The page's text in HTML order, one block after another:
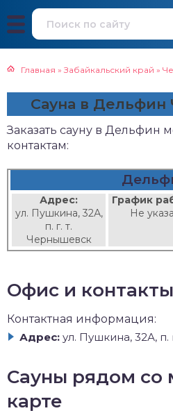
Главная » Забайкальский край »
Сауна в
Заказать сауну в
контактам:
Адрес:
ул. Пушкина, 32А,
п. г. т.
Чернышевск
График
Не
Офис и контакты
Контактная информация:
Адрес: ул. Пушкина, 32А,
Сауны рядом со
карте